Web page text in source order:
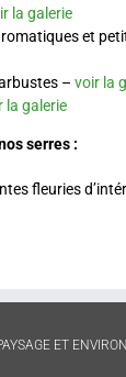
la galerie
et
– voir la
la galerie
serres :
fleuries
ET